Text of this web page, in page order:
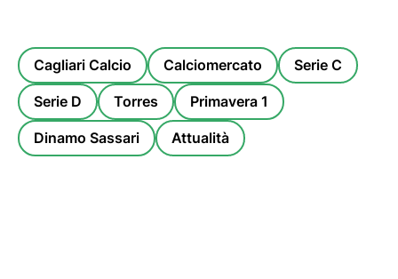
Cagliari Calcio Calciomercato Serie C
Serie D Torres Primavera 1
Dinamo Sassari Attualità